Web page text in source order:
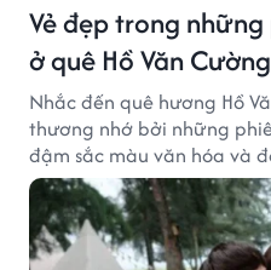
Vẻ đẹp trong
ở quê Hồ Văn Cường
Nhắc đến quê hương Hồ
thương nhớ bởi những
đậm sắc màu văn hóa và